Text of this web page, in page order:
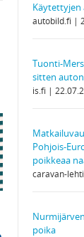
autobild.fi
Tuonti-
sitten
is.fi
Pohjois-
poikkeaa
caravan-
poika